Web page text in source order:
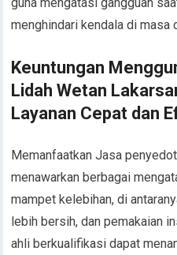
menghindari kendala di masa
Keuntungan
Lidah Wetan
Layanan Cepat dan
Memanfaatkan Jasa
menawarkan berbagai
mampet kelebihan, di
lebih bersih, dan pemakaian
ahli berkualifikasi dapat